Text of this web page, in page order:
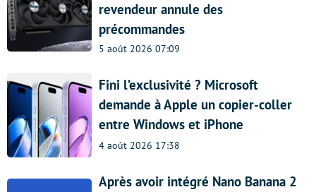
revendeur annule des
précommandes
5 août 2026 07:09
Fini l’exclusivité ? Microsoft
demande à Apple un copier-coller
entre Windows et iPhone
4 août 2026 17:38
Après avoir intégré Nano Banana 2